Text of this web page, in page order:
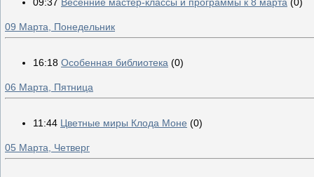
09 Марта, Понедельник
16:18 Особенная библиотека (0)
06 Марта, Пятница
11:44 Цветные миры Клода Моне (0)
05 Марта, Четверг